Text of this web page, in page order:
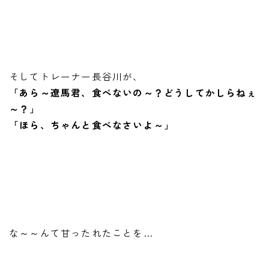
そしてトレーナー長谷川が、
「あら～遼馬君、食べないの～？どうしてかしらねぇ
～？」
「ほら、ちゃんと食べなさいよ～」
な～～んて甘ったれたことを…